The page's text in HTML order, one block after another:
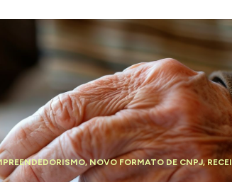
,NOVO FORMATO DE CNPJ,